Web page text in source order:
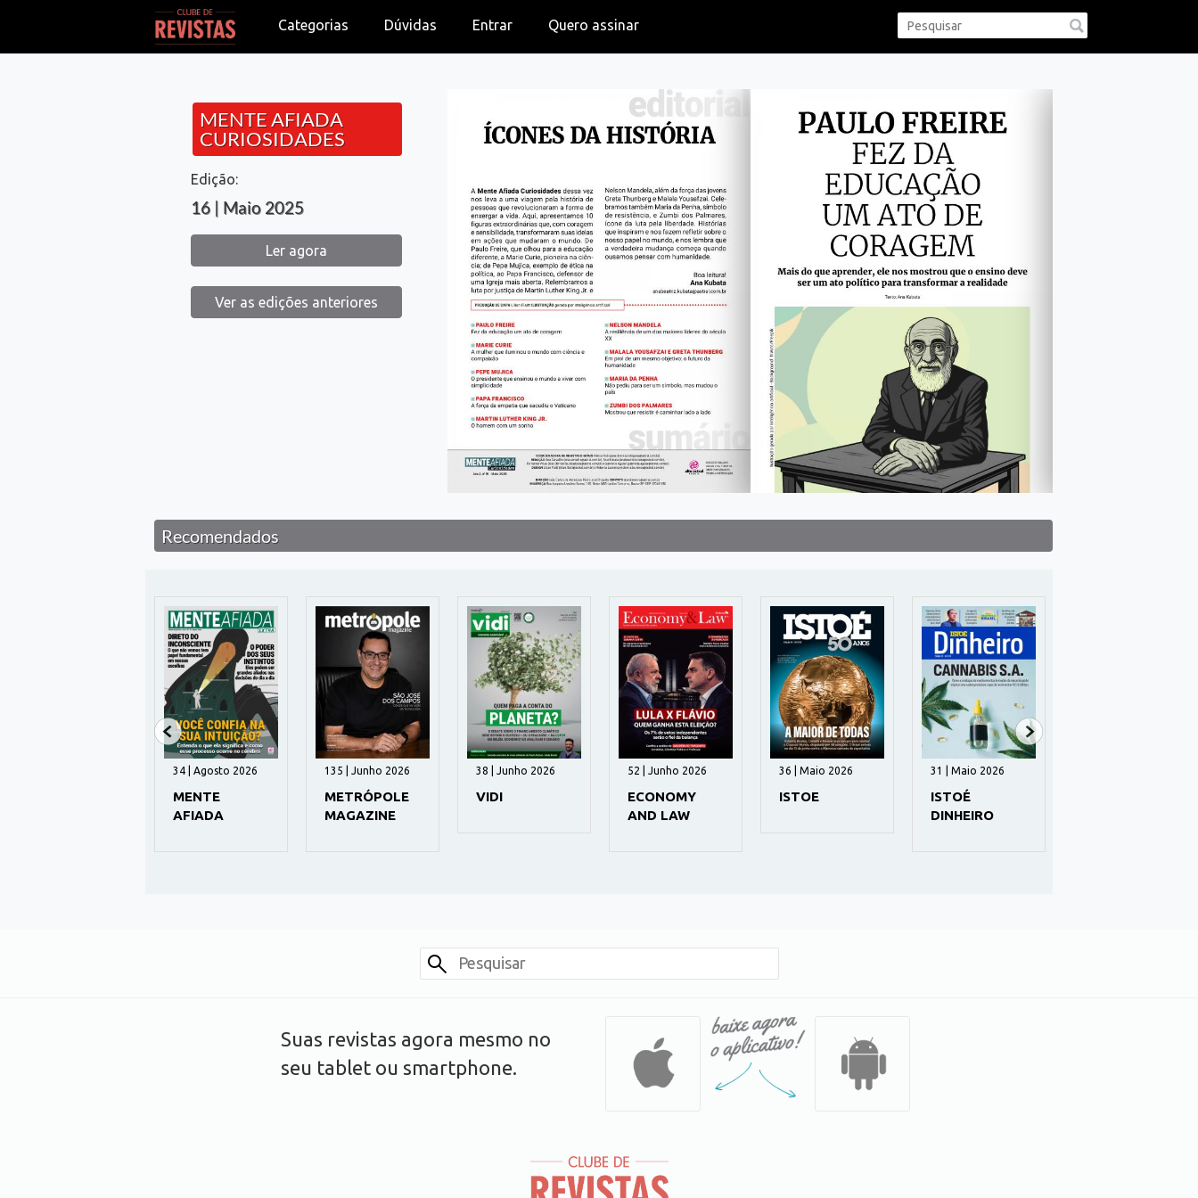
Categorias Dúvidas Entrar Quero assinar
MENTE AFIADA
CURIOSIDADES
Edição:
16 | Maio 2025
Ler agora
Ver as edições anteriores
Recomendados
34 | Agosto 2026
MENTE
AFIADA
135 | Junho 2026
METRÓPOLE
MAGAZINE
38 | Junho 2026
VIDI
52 | Junho 2026
ECONOMY
AND LAW
36 | Maio 2026
ISTOE
31 | Maio 2026
ISTOÉ
DINHEIRO
Suas revistas agora mesmo no
seu tablet ou smartphone.